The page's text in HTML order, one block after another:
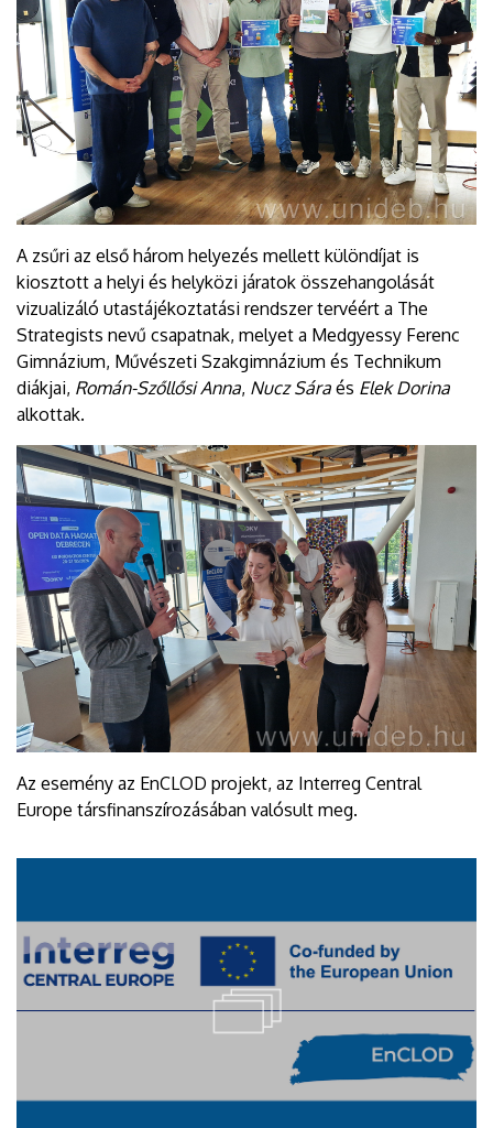
A zsűri az első három helyezés mellett különdíjat is
kiosztott a helyi és helyközi járatok összehangolását
vizualizáló utastájékoztatási rendszer tervéért a The
Strategists nevű csapatnak, melyet a Medgyessy Ferenc
Gimnázium, Művészeti Szakgimnázium és Technikum
diákjai, Román-Szőllősi Anna, Nucz Sára és Elek Dorina
alkottak.
Az esemény az EnCLOD projekt, az Interreg Central
Europe társfinanszírozásában valósult meg.